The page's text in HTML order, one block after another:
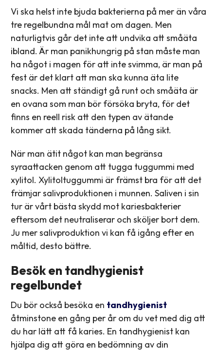
Vi ska helst inte bjuda bakterierna på mer än våra
tre regelbundna mål mat om dagen. Men
naturligtvis går det inte att undvika att småäta
ibland. Är man panikhungrig på stan måste man
ha något i magen för att inte svimma, är man på
fest är det klart att man ska kunna äta lite
snacks. Men att ständigt gå runt och småäta är
en ovana som man bör försöka bryta, för det
finns en reell risk att den typen av ätande
kommer att skada tänderna på lång sikt.
När man ätit något kan man begränsa
syraattacken genom att tugga tuggummi med
xylitol. Xylitoltuggummi är främst bra för att det
främjar salivproduktionen i munnen. Saliven i sin
tur är vårt bästa skydd mot kariesbakterier
eftersom det neutraliserar och sköljer bort dem.
Ju mer salivproduktion vi kan få igång efter en
måltid, desto bättre.
Besök en tandhygienist
regelbundet
Du bör också besöka en tandhygienist
åtminstone en gång per år om du vet med dig att
du har lätt att få karies. En tandhygienist kan
hjälpa dig att göra en bedömning av din